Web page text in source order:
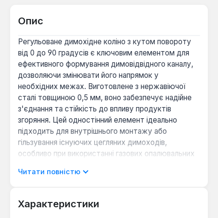
Опис
Регульоване димохідне коліно з кутом повороту
від 0 до 90 градусів є ключовим елементом для
ефективного формування димовідвідного каналу,
дозволяючи змінювати його напрямок у
необхідних межах. Виготовлене з нержавіючої
сталі товщиною 0,5 мм, воно забезпечує надійне
з'єднання та стійкість до впливу продуктів
згоряння. Цей одностінний елемент ідеально
підходить для внутрішнього монтажу або
гільзування існуючих цегляних димоходів,
особливо при використанні газових опалювальних
для забезпечення гнучкості при монтажі,
Читати повністю
Характеристики